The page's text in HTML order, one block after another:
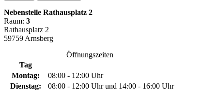
Nebenstelle Rathausplatz 2
Raum: 3
Rathausplatz 2
59759 Arnsberg
Öffnungszeiten
Tag
Montag:
08:00 - 12:00 Uhr
Dienstag:
08:00 - 12:00 Uhr und 14:00 - 16:00 Uhr